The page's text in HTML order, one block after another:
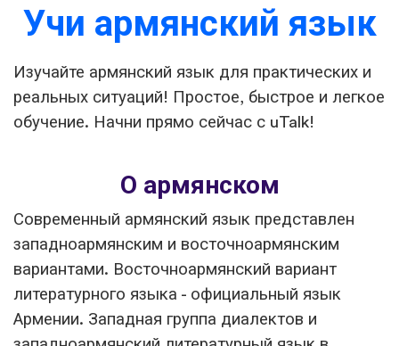
Учи армянский язык
Изучайте армянский язык для практических и
реальных ситуаций! Простое, быстрое и легкое
обучение. Начни прямо сейчас с uTalk!
О армянском
Современный армянский язык представлен
западноармянским и восточноармянским
вариантами. Восточноармянский вариант
литературного языка - официальный язык
Армении. Западная группа диалектов и